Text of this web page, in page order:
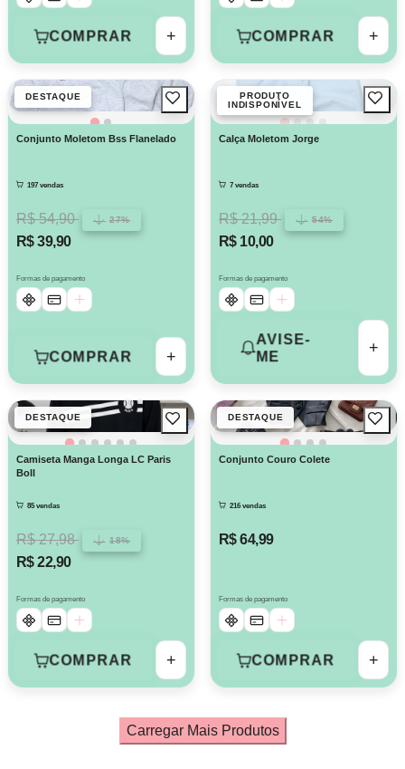
COMPRAR + COMPRAR +
DESTAQUE
Conjunto Moletom Bss Flanelado
197 vendas
R$ 54,90 27%
R$ 39,90
Formas de pagamento
COMPRAR +
PRODUTO
INDISPONÍVEL
Calça Moletom Jorge
7 vendas
R$ 21,99 54%
R$ 10,00
Formas de pagamento
AVISE-
ME
+
DESTAQUE
Camiseta Manga Longa LC Paris
Boll
85 vendas
R$ 27,98 18%
R$ 22,90
Formas de pagamento
COMPRAR +
DESTAQUE
Conjunto Couro Colete
216 vendas
R$ 64,99
Formas de pagamento
COMPRAR +
Carregar Mais Produtos